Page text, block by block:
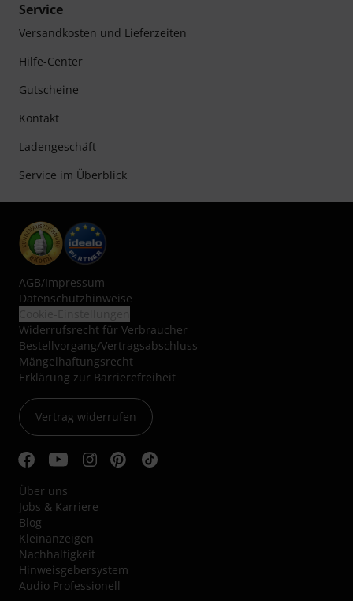
Service
Versandkosten und Lieferzeiten
Hilfe-Center
Gutscheine
Kontakt
Ladengeschäft
Service im Überblick
AGB/Impressum
Datenschutzhinweise
Widerrufsrecht für Verbraucher
Bestellvorgang/Vertragsabschluss
Mängelhaftungsrecht
Erklärung zur Barrierefreiheit
Vertrag widerrufen
Über uns
Jobs & Karriere
Blog
Kleinanzeigen
Nachhaltigkeit
Hinweisgebersystem
Audio Professionell